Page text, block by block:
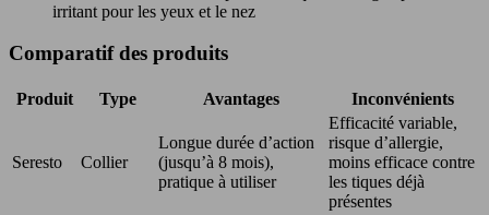
irritant pour les yeux et le nez
Comparatif des produits
Produit Type Avantages Inconvénients
Seresto Collier
Longue durée d’action
(jusqu’à 8 mois),
pratique à utiliser
Efficacité variable,
risque d’allergie,
moins efficace contre
les tiques déjà
présentes